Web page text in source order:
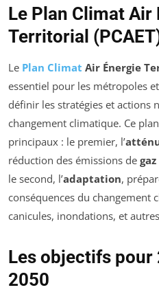
Le Plan Climat Air
Territorial
Le Plan Climat Air Énergie
essentiel pour les métropoles
définir les stratégies et actions
changement climatique. Ce
principaux : le premier, l’
réduction des émissions de
le second, l’adaptation,
conséquences du changement
canicules, inondations, et
Les objectifs pour
2050